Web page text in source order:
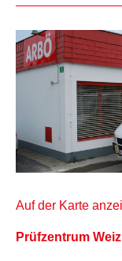
Auf der Karte
Prüfzentrum Weiz